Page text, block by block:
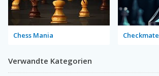
Chess Mania Checkmate
Verwandte Kategorien